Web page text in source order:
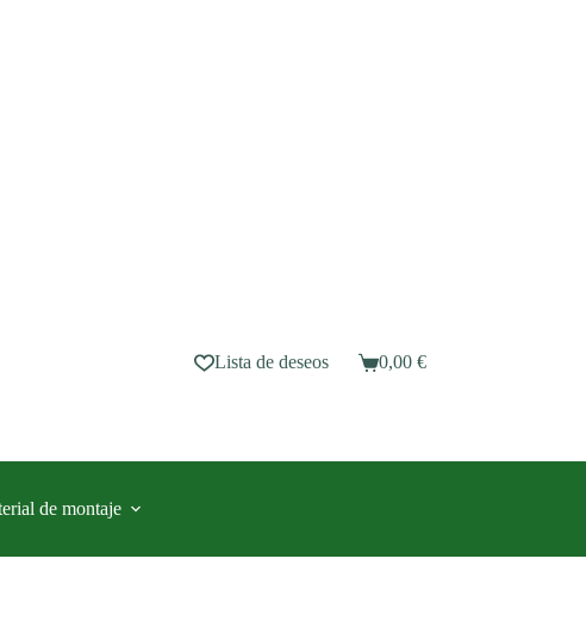
Lista de deseos
Carro
0,00 €
de montaje